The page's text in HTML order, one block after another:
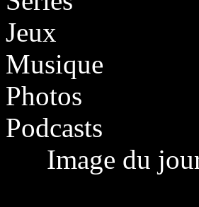
Jeux
Musique
Photos
Podcasts
Image du